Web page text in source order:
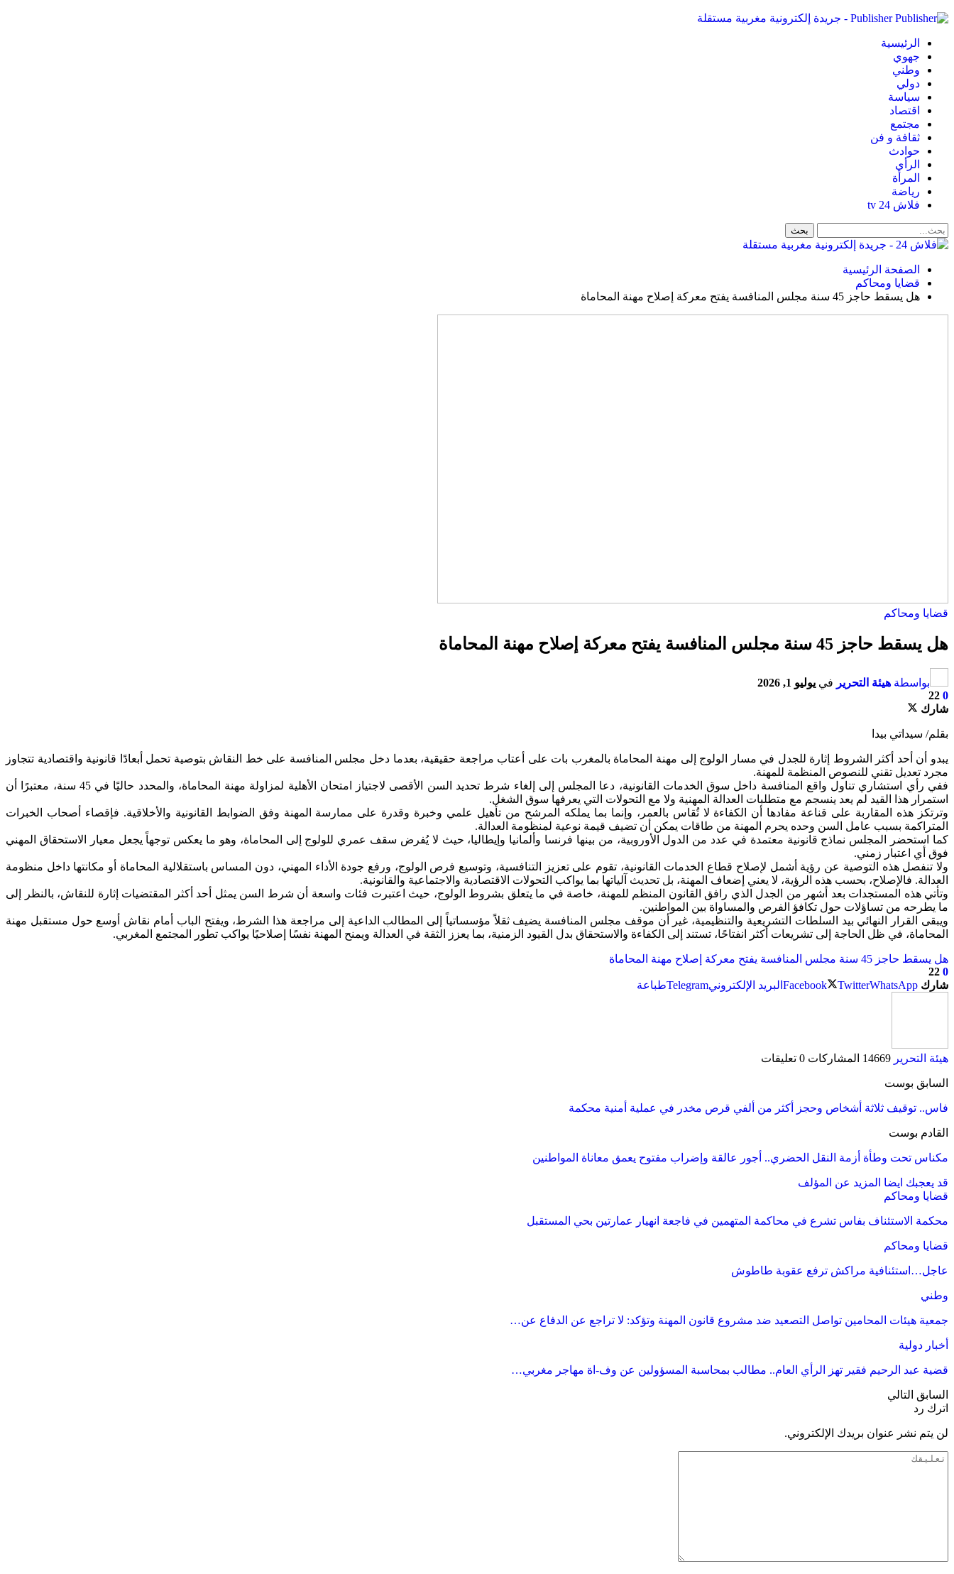
Publisher - جريدة إلكترونية مغربية مستقلة
الرئيسية
جهوي
وطني
دولي
سياسة
اقتصاد
مجتمع
ثقافة و فن
حوادث
الرأي
المرأة
رياضة
فلاش 24 tv
الصفحة الرئيسية
قضايا ومحاكم
هل يسقط حاجز 45 سنة مجلس المنافسة يفتح معركة إصلاح مهنة المحاماة
قضايا ومحاكم
هل يسقط حاجز 45 سنة مجلس المنافسة يفتح معركة إصلاح مهنة المحاماة
بواسطة هيئة التحرير في يوليو 1, 2026
0
22
شارك
بقلم/ سيداتي بيدا
يبدو أن أحد أكثر الشروط إثارة للجدل في مسار الولوج إلى مهنة المحاماة بالمغرب بات على أعتاب مراجعة حقيقية، بعدما دخل مجلس المنافسة على خط النقاش بتوصية تحمل أبعادًا قانونية واقتصادية تتجاوز
مجرد تعديل تقني للنصوص المنظمة للمهنة.
ففي رأي استشاري تناول واقع المنافسة داخل سوق الخدمات القانونية، دعا المجلس إلى إلغاء شرط تحديد السن الأقصى لاجتياز امتحان الأهلية لمزاولة مهنة المحاماة، والمحدد حاليًا في 45 سنة، معتبرًا أن
استمرار هذا القيد لم يعد ينسجم مع متطلبات العدالة المهنية ولا مع التحولات التي يعرفها سوق الشغل.
وترتكز هذه المقاربة على قناعة مفادها أن الكفاءة لا تُقاس بالعمر، وإنما بما يملكه المرشح من تأهيل علمي وخبرة وقدرة على ممارسة المهنة وفق الضوابط القانونية والأخلاقية. فإقصاء أصحاب الخبرات
المتراكمة بسبب عامل السن وحده يحرم المهنة من طاقات يمكن أن تضيف قيمة نوعية لمنظومة العدالة.
كما استحضر المجلس نماذج قانونية معتمدة في عدد من الدول الأوروبية، من بينها فرنسا وألمانيا وإيطاليا، حيث لا يُفرض سقف عمري للولوج إلى المحاماة، وهو ما يعكس توجهاً يجعل معيار الاستحقاق المهني
فوق أي اعتبار زمني.
ولا تنفصل هذه التوصية عن رؤية أشمل لإصلاح قطاع الخدمات القانونية، تقوم على تعزيز التنافسية، وتوسيع فرص الولوج، ورفع جودة الأداء المهني، دون المساس باستقلالية المحاماة أو مكانتها داخل منظومة
العدالة. فالإصلاح، بحسب هذه الرؤية، لا يعني إضعاف المهنة، بل تحديث آلياتها بما يواكب التحولات الاقتصادية والاجتماعية والقانونية.
وتأتي هذه المستجدات بعد أشهر من الجدل الذي رافق القانون المنظم للمهنة، خاصة في ما يتعلق بشروط الولوج، حيث اعتبرت فئات واسعة أن شرط السن يمثل أحد أكثر المقتضيات إثارة للنقاش، بالنظر إلى
ما يطرحه من تساؤلات حول تكافؤ الفرص والمساواة بين المواطنين.
ويبقى القرار النهائي بيد السلطات التشريعية والتنظيمية، غير أن موقف مجلس المنافسة يضيف ثقلاً مؤسساتياً إلى المطالب الداعية إلى مراجعة هذا الشرط، ويفتح الباب أمام نقاش أوسع حول مستقبل مهنة
المحاماة، في ظل الحاجة إلى تشريعات أكثر انفتاحًا، تستند إلى الكفاءة والاستحقاق بدل القيود الزمنية، بما يعزز الثقة في العدالة ويمنح المهنة نفسًا إصلاحيًا يواكب تطور المجتمع المغربي.
هل يسقط حاجز 45 سنة مجلس المنافسة يفتح معركة إصلاح مهنة المحاماة
0
22
شارك
Facebook TwitterWhatsApp البريد الإلكترونيTelegramطباعة
هيئة التحرير 14669 المشاركات 0 تعليقات
السابق بوست
فاس.. توقيف ثلاثة أشخاص وحجز أكثر من ألفي قرص مخدر في عملية أمنية محكمة
القادم بوست
مكناس تحت وطأة أزمة النقل الحضري.. أجور عالقة وإضراب مفتوح يعمق معاناة المواطنين
قد يعجبك ايضا المزيد عن المؤلف
قضايا ومحاكم
محكمة الاستئناف بفاس تشرع في محاكمة المتهمين في فاجعة انهيار عمارتين بحي المستقبل
قضايا ومحاكم
عاجل…استئنافية مراكش ترفع عقوبة طاطوش
وطني
جمعية هيئات المحامين تواصل التصعيد ضد مشروع قانون المهنة وتؤكد: لا تراجع عن الدفاع عن…
أخبار دولية
قضية عبد الرحيم فقير تهز الرأي العام.. مطالب بمحاسبة المسؤولين عن وف-اة مهاجر مغربي…
السابق التالي
اترك رد
لن يتم نشر عنوان بريدك الإلكتروني.